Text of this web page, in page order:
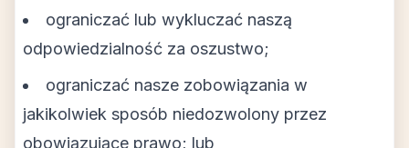
ograniczać lub wykluczać naszą
odpowiedzialność za oszustwo;
ograniczać nasze zobowiązania w
jakikolwiek sposób niedozwolony przez
obowiązujące prawo; lub